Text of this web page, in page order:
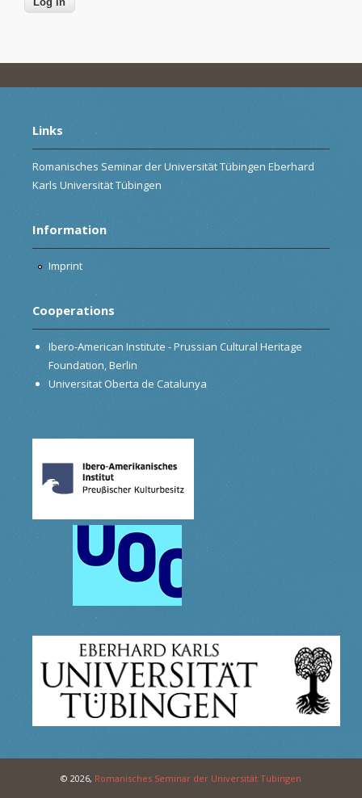
Links
Romanisches Seminar der Universität Tübingen Eberhard
Karls Universität Tübingen
Information
Imprint
Cooperations
Ibero-American Institute - Prussian Cultural Heritage
Foundation, Berlin
Universitat Oberta de Catalunya
© 2026, Romanisches Seminar der Universität Tübingen